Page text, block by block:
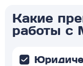
Какие
работы с